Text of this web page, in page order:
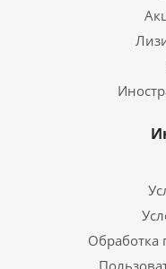
Обработка